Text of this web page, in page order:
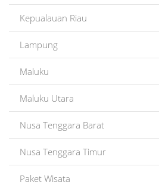
Kepualauan Riau
Lampung
Maluku
Maluku Utara
Nusa Tenggara Barat
Nusa Tenggara Timur
Paket Wisata